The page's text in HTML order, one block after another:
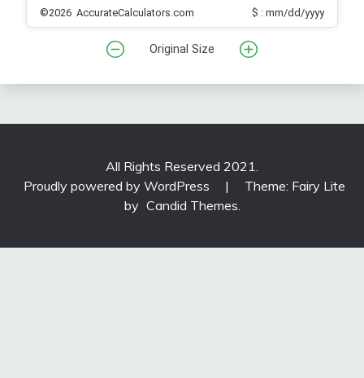
©2026 AccurateCalculators.com $ : mm/dd/yyyy
Original Size
All Rights Reserved 2021.
Proudly powered by WordPress
|
Theme: Fairy Lite
by Candid Themes.